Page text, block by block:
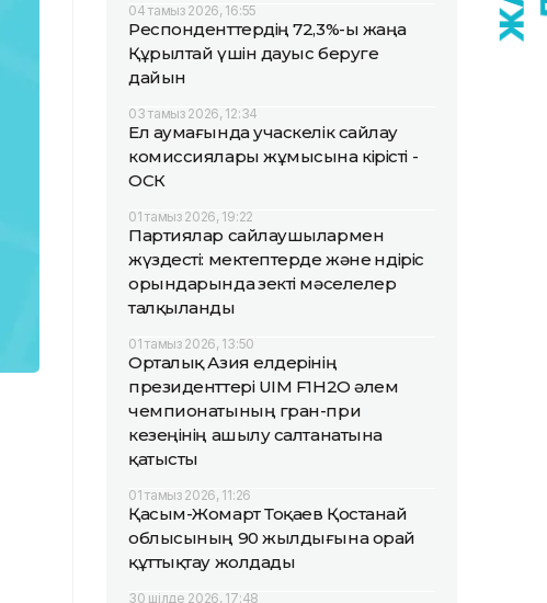
04 тамыз 2026, 16:55
Респонденттердің 72,3%-ы жаңа
Құрылтай үшін дауыс беруге
дайын
03 тамыз 2026, 12:34
Ел аумағында учаскелік сайлау
комиссиялары жұмысына кірісті -
ОСК
01 тамыз 2026, 19:22
Партиялар сайлаушылармен
жүздесті: мектептерде және өндіріс
орындарында өзекті мәселелер
талқыланды
01 тамыз 2026, 13:50
Орталық Азия елдерінің
президенттері UIM F1H2O әлем
чемпионатының гран-при
кезеңінің ашылу салтанатына
қатысты
01 тамыз 2026, 11:26
Қасым-Жомарт Тоқаев Қостанай
облысының 90 жылдығына орай
құттықтау жолдады
30 шілде 2026, 17:48